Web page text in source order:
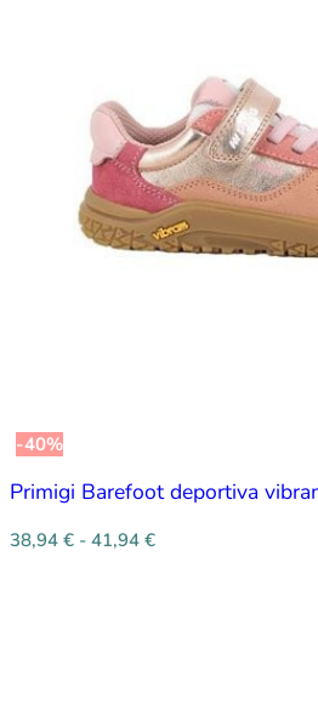
-40%
Primigi Barefoot deportiva
38,94 € - 41,94 €